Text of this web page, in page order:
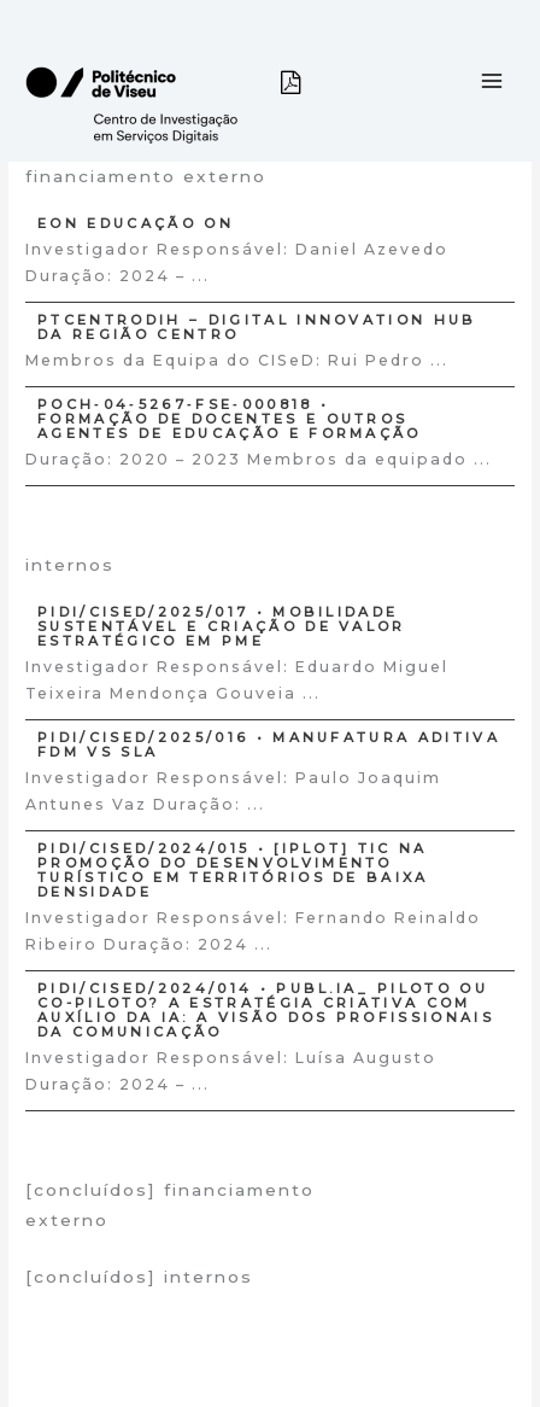
content
Projetos
financiamento externo
EON EDUCAÇÃO ON
Investigador Responsável: Daniel Azevedo
Duração: 2024 – ...
PTCENTRODIH – DIGITAL INNOVATION HUB
DA REGIÃO CENTRO
Membros da Equipa do CISeD: Rui Pedro ...
POCH‐04‐5267‐FSE‐000818 •
FORMAÇÃO DE DOCENTES E OUTROS
AGENTES DE EDUCAÇÃO E FORMAÇÃO
Duração: 2020 – 2023 Membros da equipado ...
internos
PIDI/CISED/2025/017 • MOBILIDADE
SUSTENTÁVEL E CRIAÇÃO DE VALOR
ESTRATÉGICO EM PME
Investigador Responsável: Eduardo Miguel
Teixeira Mendonça Gouveia ...
PIDI/CISED/2025/016 • MANUFATURA ADITIVA
FDM VS SLA
Investigador Responsável: Paulo Joaquim
Antunes Vaz Duração: ...
PIDI/CISED/2024/015 • [IPLOT] TIC NA
PROMOÇÃO DO DESENVOLVIMENTO
TURÍSTICO EM TERRITÓRIOS DE BAIXA
DENSIDADE
Investigador Responsável: Fernando Reinaldo
Ribeiro Duração: 2024 ...
PIDI/CISED/2024/014 • PUBL.IA_ PILOTO OU
CO-PILOTO? A ESTRATÉGIA CRIATIVA COM
AUXÍLIO DA IA: A VISÃO DOS PROFISSIONAIS
DA COMUNICAÇÃO
Investigador Responsável: Luísa Augusto
Duração: 2024 – ...
[concluídos] financiamento
externo
[concluídos] internos